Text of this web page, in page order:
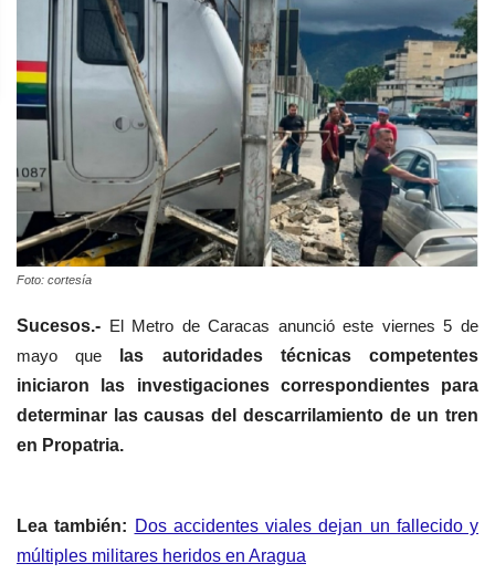
Foto: cortesía
Sucesos.- El Metro de Caracas anunció este viernes 5 de
mayo que las autoridades técnicas competentes
iniciaron las investigaciones correspondientes para
determinar las causas del descarrilamiento de un tren
en Propatria.
Lea también: Dos accidentes viales dejan un fallecido y
múltiples militares heridos en Aragua